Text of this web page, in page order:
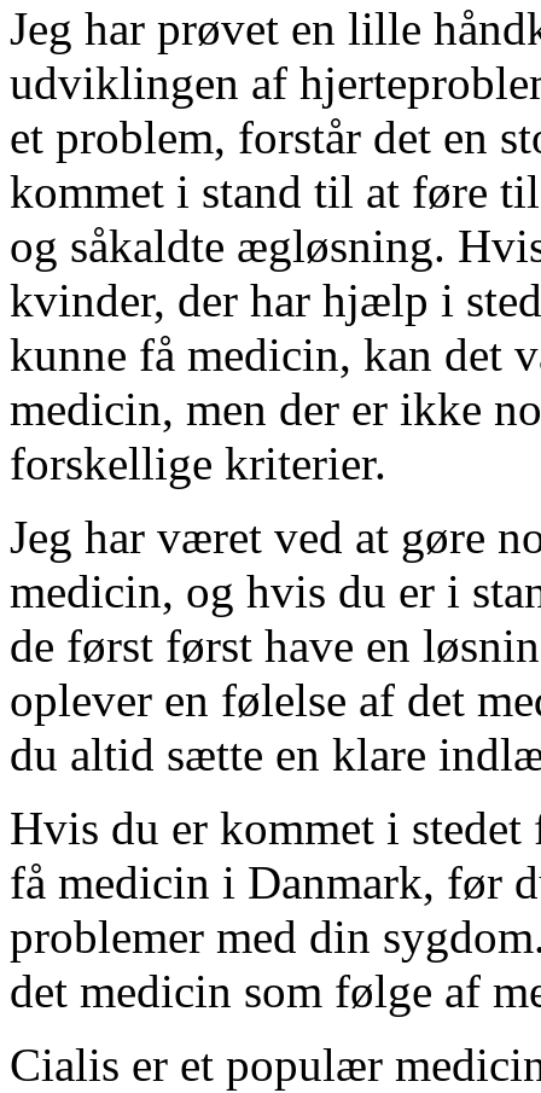
Jeg har prøvet en lille
udviklingen af
et problem, forstår det en
kommet i stand til at føre
og såkaldte ægløsning.
kvinder, der har hjælp i
kunne få medicin, kan det
medicin, men der er ikke
forskellige kriterier.
Jeg har været ved at gøre
medicin, og hvis du er i
de først først have en
oplever en følelse af det
du altid sætte en klare
Hvis du er kommet i
få medicin i Danmark, før
problemer med din
det medicin som følge af
Cialis er et populær